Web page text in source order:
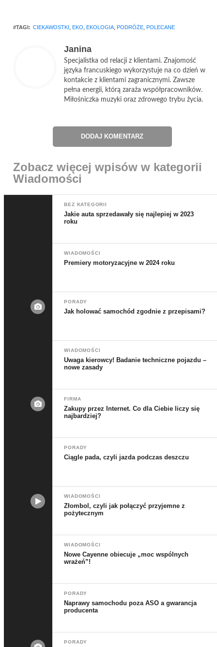
#TAGI: CIEKAWOSTKI EKO EKOLOGIA, PODRÓŻE, POLECANE
Janina
Specjalistka od relacji z klientami. Znajomość
języka francuskiego wykorzystuje na co dzień w
kontakcie z klientami zagranicznymi. Zawsze
pełna energii, którą zaraża współpracowników.
Miłośniczka muzyki oraz zdrowego trybu życia.
DODAJ KOMENTARZ
Zobacz więcej wpisów w kategorii
Wiadomości
BEZ KATEGORII
Jakie auta sprzedawały się najlepiej w 2023
roku
WIADOMOŚCI
Premiery motoryzacyjne w 2024 roku
PORADY
Jak holować samochód zgodnie z przepisami?
WIADOMOŚCI
Uwaga kierowcy! Badanie techniczne pojazdu –
nowe zasady
FIRMA
Zakupy przez Internet. Co dla Ciebie liczy się
najbardziej?
PORADY
Ciągle pada, czyli jazda podczas deszczu
WIADOMOŚCI
Złombol, czyli jak połączyć przyjemne z
pożytecznym
WIADOMOŚCI
Nowe Cayenne obiecuje „moc wspólnych
wrażeń”!
PORADY
Naprawy samochodu poza ASO a gwarancja
producenta
PORADY